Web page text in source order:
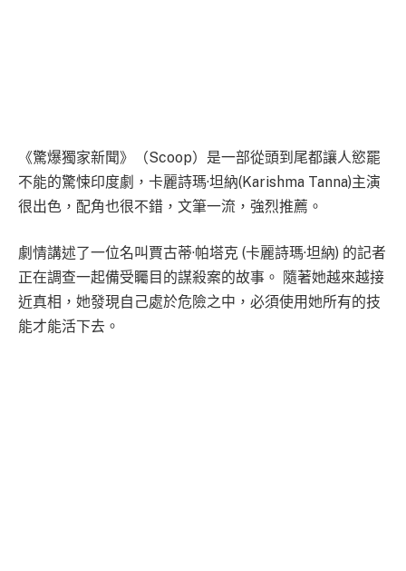
《驚爆獨家新聞》（Scoop）是一部從頭到尾都讓人慾罷
不能的驚悚印度劇，卡麗詩瑪·坦納(Karishma Tanna)主演
很出色，配角也很不錯，文筆一流，強烈推薦。
劇情講述了一位名叫賈古蒂·帕塔克 (卡麗詩瑪·坦納) 的記者
正在調查一起備受矚目的謀殺案的故事。 隨著她越來越接
近真相，她發現自己處於危險之中，必須使用她所有的技
能才能活下去。